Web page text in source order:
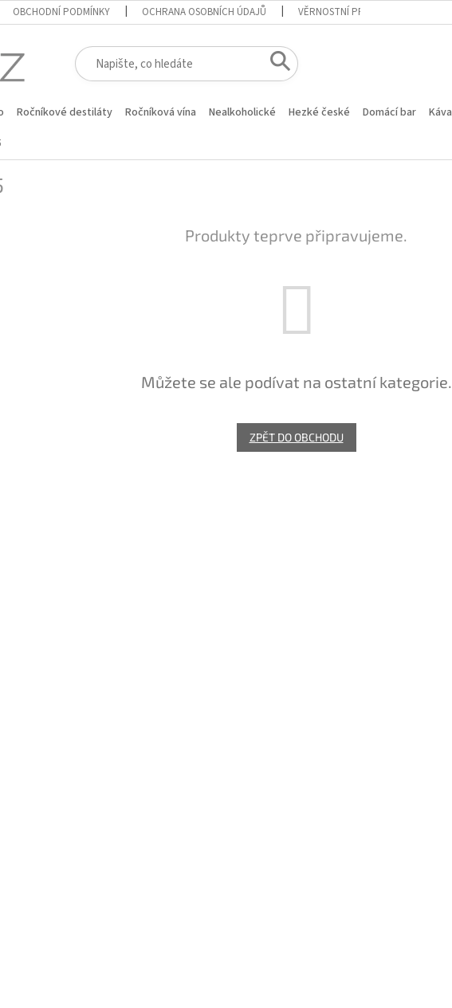
OBCHODNÍ PODMÍNKY OCHRANA OSOBNÍCH ÚDAJŮ VĚRNOSTNÍ PROGRAM
Ročníkové destiláty Ročníková vína Nealkoholické Hezké české Domácí bar Káva
Produkty teprve připravujeme.
Můžete se ale podívat na ostatní kategorie.
ZPĚT DO OBCHODU